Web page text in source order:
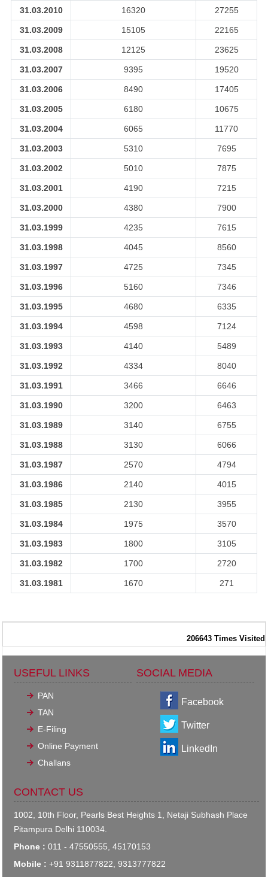
31.03.2010 16320 27255
31.03.2009 15105 22165
31.03.2008 12125 23625
31.03.2007 9395 19520
31.03.2006 8490 17405
31.03.2005 6180 10675
31.03.2004 6065 11770
31.03.2003 5310 7695
31.03.2002 5010 7875
31.03.2001 4190 7215
31.03.2000 4380 7900
31.03.1999 4235 7615
31.03.1998 4045 8560
31.03.1997 4725 7345
31.03.1996 5160 7346
31.03.1995 4680 6335
31.03.1994 4598 7124
31.03.1993 4140 5489
31.03.1992 4334 8040
31.03.1991 3466 6646
31.03.1990 3200 6463
31.03.1989 3140 6755
31.03.1988 3130 6066
31.03.1987 2570 4794
31.03.1986 2140 4015
31.03.1985 2130 3955
31.03.1984 1975 3570
31.03.1983 1800 3105
31.03.1982 1700 2720
31.03.1981 1670 271
206643 Times Visited
USEFUL LINKS
PAN
TAN
E-Filing
Online Payment
Challans
SOCIAL MEDIA
Facebook
Twitter
LinkedIn
CONTACT US
1002, 10th Floor, Pearls Best Heights 1, Netaji Subhash Place
Pitampura Delhi 110034.
Phone : 011 - 47550555, 45170153
Mobile : +91 9311877822, 9313777822